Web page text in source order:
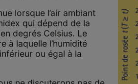
lorsque l’air ambiant
qui dépend de la
degrés Celsius. Le
à laquelle l’humidité
ou égal à la